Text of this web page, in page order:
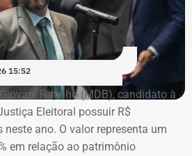
então candidato à Prefeitura
1,9 milhão.
esses valores deixaram de
moldes e foram substituídos por
e outros bens de menor valor.
permaneceram praticamente
e casas em Angra dos Reis
aos informados seis anos
15:52
Ratinho (MDB), candidato à
Eleitoral possuir R$
neste ano. O valor representa um
em relação ao patrimônio